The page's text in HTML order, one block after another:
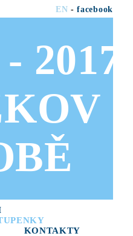
EN -facebook
2017
KONTAKTY